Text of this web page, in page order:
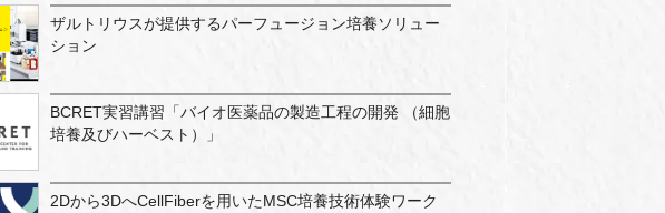
ザルトリウスが提供するパーフュージョン培養ソリュー
ション
BCRET実習講習「バイオ医薬品の製造工程の開発 （細胞
培養及びハーベスト）」
2Dから3DへCellFiberを用いたMSC培養技術体験ワーク